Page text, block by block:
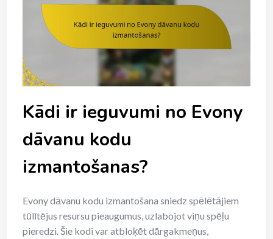
Kādi ir ieguvumi no Evony
dāvanu kodu
izmantošanas?
Evony dāvanu kodu izmantošana sniedz spēlētājiem
tūlītējus resursu pieaugumus, uzlabojot viņu spēļu
pieredzi. Šie kodi var atbloķēt dārgakmeņus,